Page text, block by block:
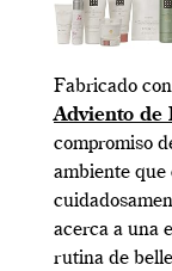
Fabricado
Adviento de
compromiso
ambiente que
acerca a una
rutina de